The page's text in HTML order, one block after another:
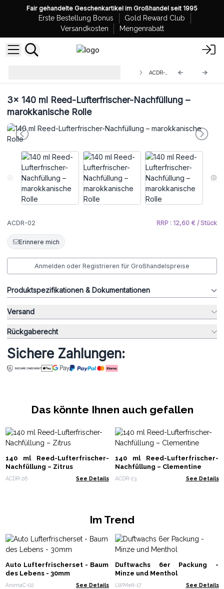
Fair gehandelte Geschenkartikel im Großhandel seit 1995
Erste Bestellung Bonus
Gold Reward Club
Versandkosten
Mengenrabatt
ACDR-02
3x 140 ml Reed-Lufterfrischer-Nachfüllung –
marokkanische Rolle
ACDR-02 RRP : 12,60 € / Stück
Erinnere mich
Anmelden oder Registrieren für Großhandelspreise
Produktspezifikationen & Dokumentationen
Versand
Rückgaberecht
Sichere Zahlungen:
Das könnte Ihnen auch gefallen
140 ml Reed-Lufterfrischer-
Nachfüllung – Zitrus
ACDR-26 See Details
140 ml Reed-Lufterfrischer-
Nachfüllung – Clementine
ACDR-23 See Details
Im Trend
Auto Lufterfrischerset - Baum
des Lebens - 30mm
AromaC-02 See Details
Duftwachs 6er Packung -
Minze und Menthol
LWMelt-17 See Details